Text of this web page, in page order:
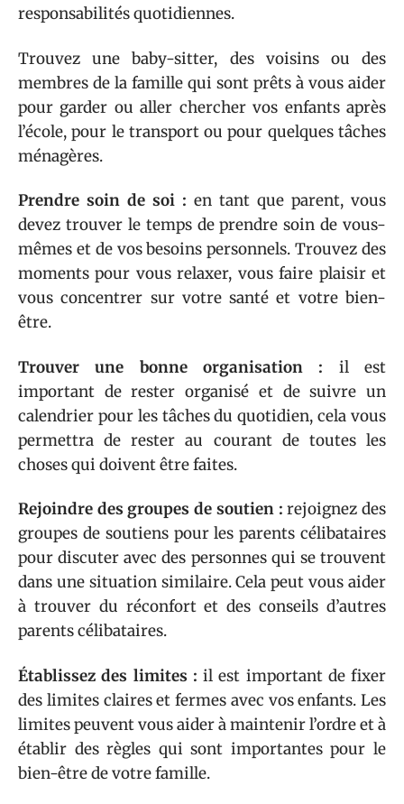
responsabilités quotidiennes.
Trouvez une baby-sitter, des voisins ou des
membres de la famille qui sont prêts à vous aider
pour garder ou aller chercher vos enfants après
l’école, pour le transport ou pour quelques tâches
ménagères.
Prendre soin de soi : en tant que parent, vous
devez trouver le temps de prendre soin de vous-
mêmes et de vos besoins personnels. Trouvez des
moments pour vous relaxer, vous faire plaisir et
vous concentrer sur votre santé et votre bien-
être.
Trouver une bonne organisation : il est
important de rester organisé et de suivre un
calendrier pour les tâches du quotidien, cela vous
permettra de rester au courant de toutes les
choses qui doivent être faites.
Rejoindre des groupes de soutien : rejoignez des
groupes de soutiens pour les parents célibataires
pour discuter avec des personnes qui se trouvent
dans une situation similaire. Cela peut vous aider
à trouver du réconfort et des conseils d’autres
parents célibataires.
Établissez des limites : il est important de fixer
des limites claires et fermes avec vos enfants. Les
limites peuvent vous aider à maintenir l’ordre et à
établir des règles qui sont importantes pour le
bien-être de votre famille.